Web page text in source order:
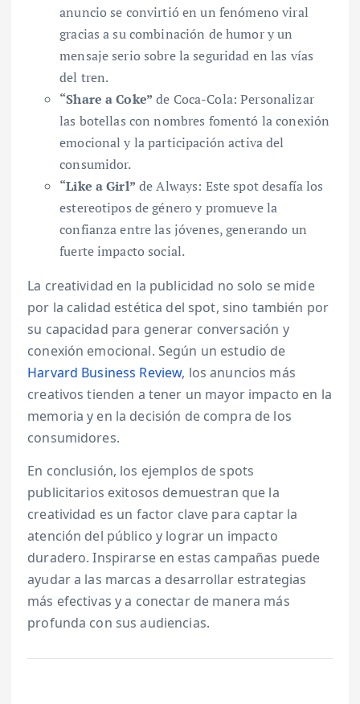
anuncio se convirtió en un fenómeno viral
gracias a su combinación de humor y un
mensaje serio sobre la seguridad en las vías
del tren.
“Share a Coke” de Coca-Cola: Personalizar
las botellas con nombres fomentó la conexión
emocional y la participación activa del
consumidor.
“Like a Girl” de Always: Este spot desafía los
estereotipos de género y promueve la
confianza entre las jóvenes, generando un
fuerte impacto social.
La creatividad en la publicidad no solo se mide
por la calidad estética del spot, sino también por
su capacidad para generar conversación y
conexión emocional. Según un estudio de
Harvard Business Review, los anuncios más
creativos tienden a tener un mayor impacto en la
memoria y en la decisión de compra de los
consumidores.
En conclusión, los ejemplos de spots
publicitarios exitosos demuestran que la
creatividad es un factor clave para captar la
atención del público y lograr un impacto
duradero. Inspirarse en estas campañas puede
ayudar a las marcas a desarrollar estrategias
más efectivas y a conectar de manera más
profunda con sus audiencias.